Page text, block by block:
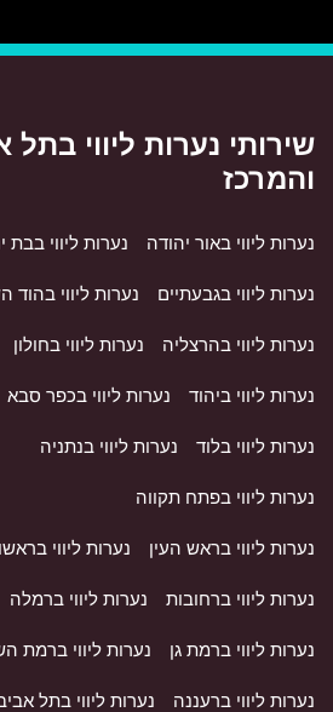
שירותי נערות ליווי בתל
והמרכז
נערות ליווי באור יהודה נערות ליווי בבת
נערות ליווי בגבעתיים נערות ליווי בהוד
נערות ליווי בהרצליה נערות ליווי בחולון
נערות ליווי ביהוד נערות ליווי בכפר סבא
נערות ליווי בלוד נערות ליווי בנתניה
נערות ליווי בפתח תקווה
נערות ליווי בראש העין נערות ליווי
נערות ליווי ברחובות נערות ליווי ברמלה
נערות ליווי ברמת גן נערות ליווי ברמת
נערות ליווי ברעננה נערות ליווי בתל